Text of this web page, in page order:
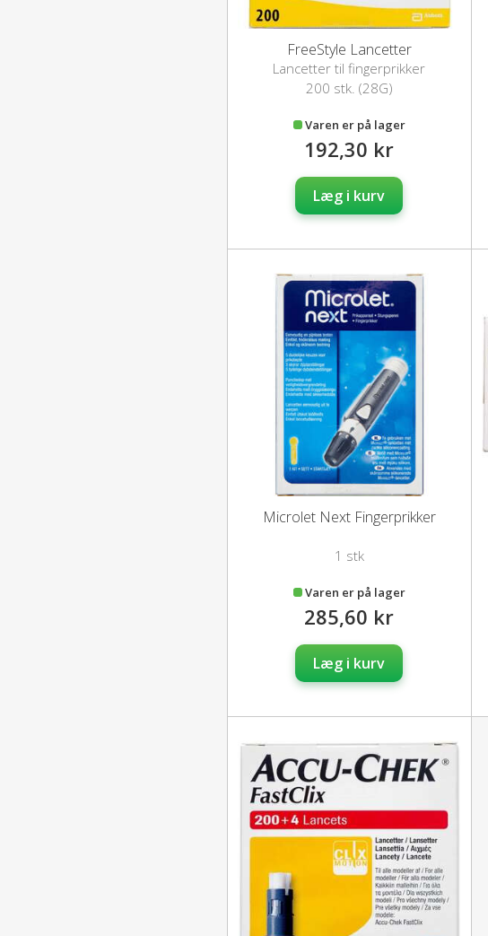
FreeStyle Lancetter
Lancetter til fingerprikker
200 stk. (28G)
Varen er på lager
192,30 kr
Læg i kurv
Microlet Next Fingerprikker
1 stk
Varen er på lager
285,60 kr
Læg i kurv